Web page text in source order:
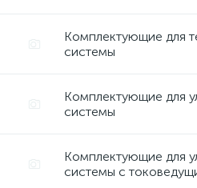
Комплектующие для
системы
Комплектующие для
системы
Комплектующие для
системы с